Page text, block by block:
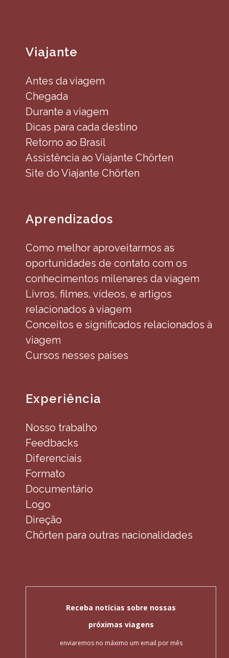
Viajante
Antes da viagem
Chegada
Durante a viagem
Dicas para cada destino
Retorno ao Brasil
Assistência ao Viajante Chörten
Site do Viajante Chörten
Aprendizados
Como melhor aproveitarmos as
oportunidades de contato com os
conhecimentos milenares da viagem
Livros, filmes, vídeos, e artigos
relacionados à viagem
Conceitos e significados relacionados à
viagem
Cursos nesses países
Experiência
Nosso trabalho
Feedbacks
Diferenciais
Formato
Documentário
Logo
Direção
Chörten para outras nacionalidades